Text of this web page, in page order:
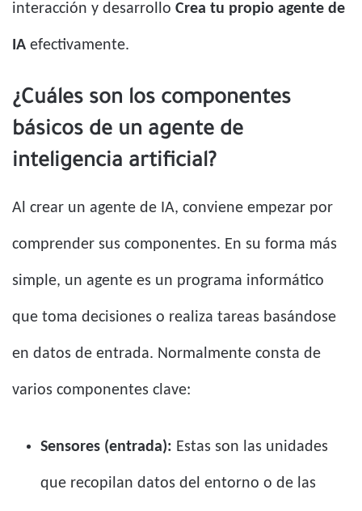
interacción y desarrollo Crea tu propio agente de
IA efectivamente.
¿Cuáles son los componentes
básicos de un agente de
inteligencia artificial?
Al crear un agente de IA, conviene empezar por
comprender sus componentes. En su forma más
simple, un agente es un programa informático
que toma decisiones o realiza tareas basándose
en datos de entrada. Normalmente consta de
varios componentes clave:
Sensores (entrada): Estas son las unidades
que recopilan datos del entorno o de las